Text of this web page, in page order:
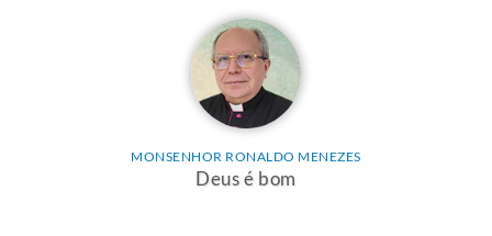
MONSENHOR RONALDO MENEZES
Deus é bom